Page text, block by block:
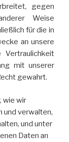
gegen
Weise
für die in
an unsere
mit unserer
gewahrt.
wie wir
und verwalten,
und unter
Daten an